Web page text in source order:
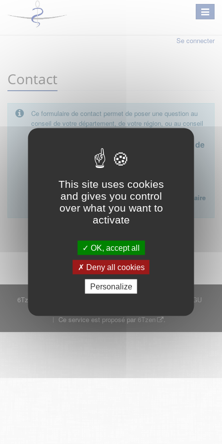
This site uses cookies
and gives you control
over what you want to
activate
OK, accept all
Deny all cookies
Personalize
Se connecter
Contact
Ce formulaire de contact permet de poser une question au
conseil de votre département, de votre région, ou au conseil
national.
Le conseil départemental est l'interlocuteur de
proximité à privilégier.
plainte ou formuler des doléances à l'égard d'un médecin
Lien vers la FAQ du CNOM sur la procédure disciplinaire
FAQ procédure disciplinaire
Démarrer
6Tzen ©2015 - Tous droits réservés
CGU
Ce service est proposé par6Tzen .